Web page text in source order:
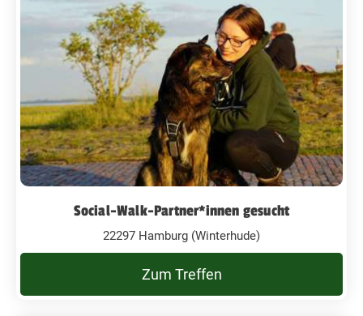
Social-Walk-Partner*innen gesucht
22297 Hamburg (Winterhude)
Zum Treffen